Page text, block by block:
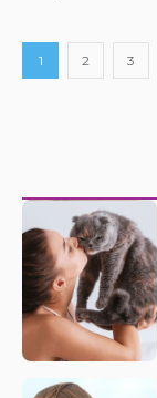
1 2 3